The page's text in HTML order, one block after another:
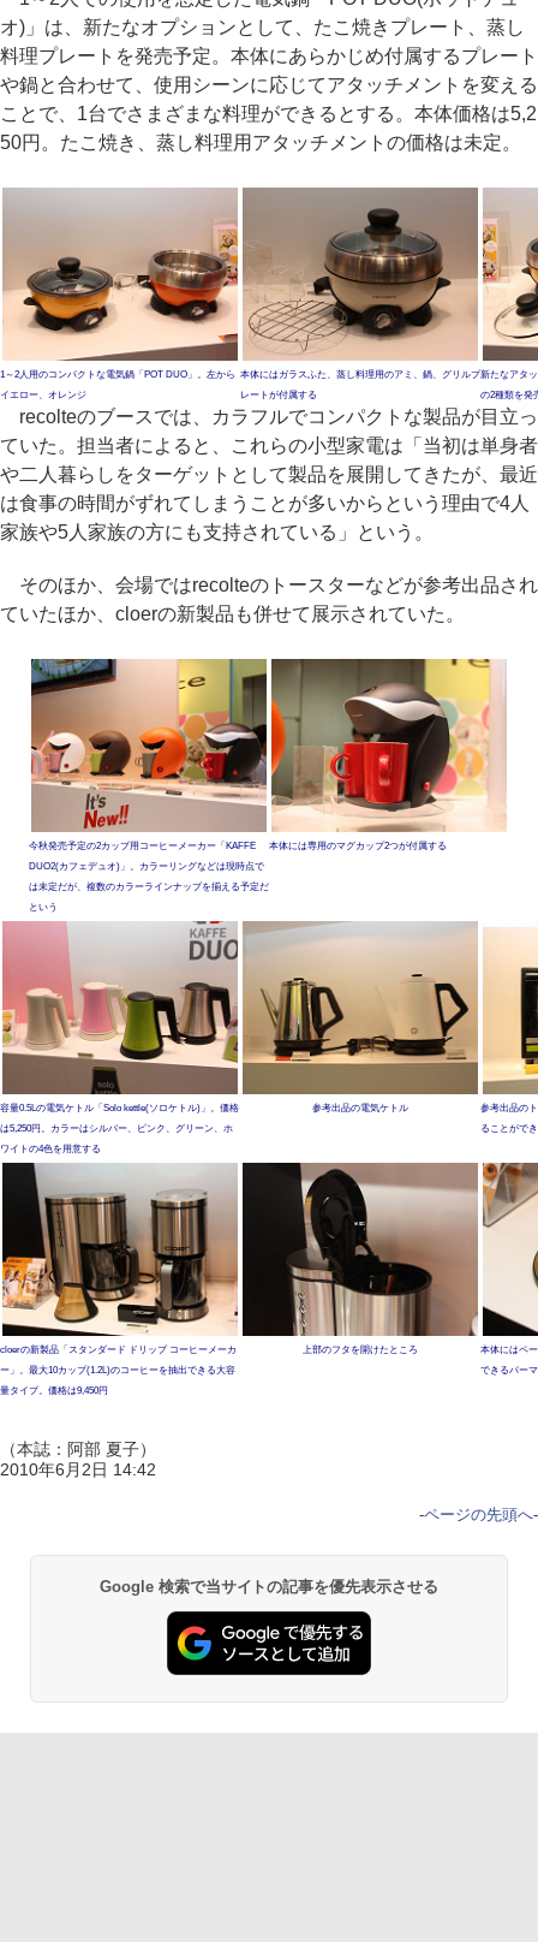
オ)」は、新たなオプションとして、たこ焼きプレート、蒸し
料理プレートを発売予定。本体にあらかじめ付属するプレート
や鍋と合わせて、使用シーンに応じてアタッチメントを変える
ことで、1台でさまざまな料理ができるとする。本体価格は5,2
50円。たこ焼き、蒸し料理用アタッチメントの価格は未定。
1～2人用のコンパクトな電気鍋「POT DUO」。左から
イエロー、オレンジ
本体にはガラスふた、蒸し料理用のアミ、鍋、グリルプ
レートが付属する
新たなアタ
の2種類を発
recolteのブースでは、カラフルでコンパクトな製品が目立っ
ていた。担当者によると、これらの小型家電は「当初は単身者
や二人暮らしをターゲットとして製品を展開してきたが、最近
は食事の時間がずれてしまうことが多いからという理由で4人
家族や5人家族の方にも支持されている」という。
そのほか、会場ではrecolteのトースターなどが参考出品され
ていたほか、cloerの新製品も併せて展示されていた。
今秋発売予定の2カップ用コーヒーメーカー「KAFFE
DUO2(カフェデュオ)」。カラーリングなどは現時点で
は未定だが、複数のカラーラインナップを揃える予定だ
という
本体には専用のマグカップ2つが付属する
容量0.5Lの電気ケトル「Solo kettle(ソロケトル)」。価格
は5,250円。カラーはシルバー、ピンク、グリーン、ホ
ワイトの4色を用意する
参考出品の電気ケトル
参考出品の
ることがで
cloerの新製品「スタンダード ドリップ コーヒーメーカ
ー」。最大10カップ(1.2L)のコーヒーを抽出できる大容
量タイプ。価格は9,450円
上部のフタを開けたところ
本体にはペ
できるパー
（本誌：阿部 夏子）
2010年6月2日 14:42
-ページの先頭へ-
Google 検索で当サイトの記事を優先表示させる